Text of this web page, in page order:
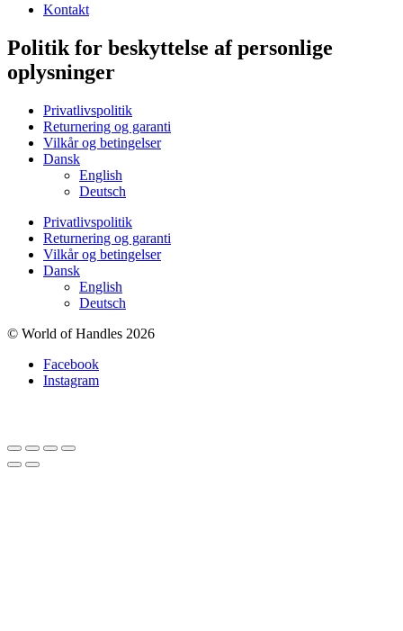
Kontakt
Politik for beskyttelse af personlige
oplysninger
Privatlivspolitik
Returnering og garanti
Vilkår og betingelser
Dansk
English
Deutsch
Privatlivspolitik
Returnering og garanti
Vilkår og betingelser
Dansk
English
Deutsch
© World of Handles 2026
Facebook
Instagram